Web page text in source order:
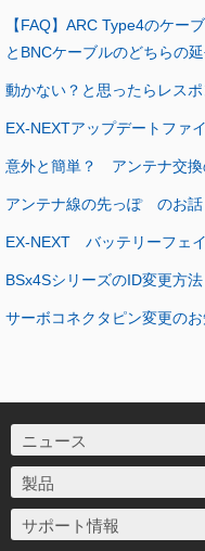
【FAQ】ARC Type4のケー
とBNCケーブルのどちらの
動かない？と思ったらレス
EX-NEXTアップデートファ
意外と簡単？ アンテナ交換
アンテナ線の先っぽ のお話
EX-NEXT バッテリーフェ
BSx4SシリーズのID変更方法
サーボコネクタピン変更の
ニュース
製品
サポート情報